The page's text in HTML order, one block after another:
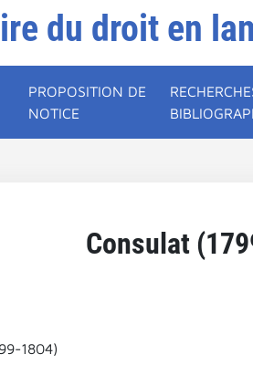
du droit en
PROPOSITION DE
NOTICE
Consulat
1804)